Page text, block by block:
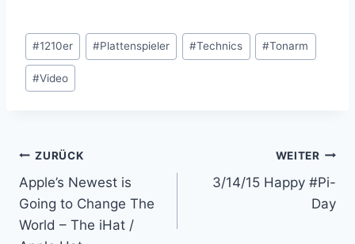
Schlagworte:
#1210er #Plattenspieler #Technics #Tonarm
#Video
Beitragsnavigation
ZURÜCK
Apple’s Newest is
Going to Change The
World – The iHat /
WEITER
3/14/15 Happy #Pi-
Day